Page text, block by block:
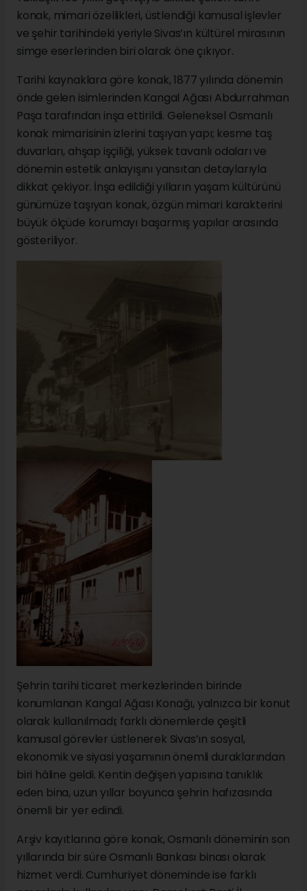
konak, mimari özellikleri, üstlendiği kamusal işlevler
ve şehir tarihindeki yeriyle Sivas’ın kültürel mirasının
simge eserlerinden biri olarak öne çıkıyor.
Tarihi kaynaklara göre konak, 1877 yılında dönemin
önde gelen isimlerinden Kangal Ağası Abdurrahman
Paşa tarafından inşa ettirildi. Geleneksel Osmanlı
konak mimarisinin izlerini taşıyan yapı; kesme taş
duvarları, ahşap işçiliği, yüksek tavanlı odaları ve
dönemin estetik anlayışını yansıtan detaylarıyla
dikkat çekiyor. İnşa edildiği yılların yaşam kültürünü
günümüze taşıyan konak, özgün mimari karakterini
büyük ölçüde korumayı başarmış yapılar arasında
gösteriliyor.
Şehrin tarihi ticaret merkezlerinden birinde
konumlanan Kangal Ağası Konağı, yalnızca bir konut
olarak kullanılmadı; farklı dönemlerde çeşitli
kamusal görevler üstlenerek Sivas’ın sosyal,
ekonomik ve siyasi yaşamının önemli duraklarından
biri hâline geldi. Kentin değişen yapısına tanıklık
eden bina, uzun yıllar boyunca şehrin hafızasında
önemli bir yer edindi.
Arşiv kayıtlarına göre konak, Osmanlı döneminin son
yıllarında bir süre Osmanlı Bankası binası olarak
hizmet verdi. Cumhuriyet döneminde ise farklı